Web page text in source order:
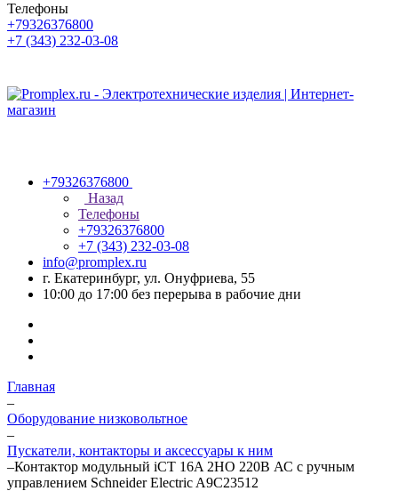
Телефоны
+79326376800
+7 (343) 232-03-08
+79326376800
Назад
Телефоны
+79326376800
+7 (343) 232-03-08
info@promplex.ru
г. Екатеринбург, ул. Онуфриева, 55
10:00 до 17:00 без перерыва в рабочие дни
Главная
–
Оборудование низковольтное
–
Пускатели, контакторы и аксессуары к ним
–Контактор модульный iCT 16A 2НО 220В АС с ручным
управлением Schneider Electric A9C23512